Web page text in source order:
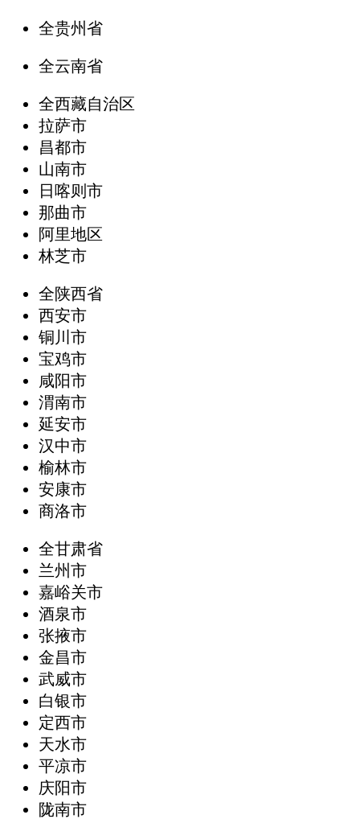
全贵州省
全云南省
全西藏自治区
拉萨市
昌都市
山南市
日喀则市
那曲市
阿里地区
林芝市
全陕西省
西安市
铜川市
宝鸡市
咸阳市
渭南市
延安市
汉中市
榆林市
安康市
商洛市
全甘肃省
兰州市
嘉峪关市
酒泉市
张掖市
金昌市
武威市
白银市
定西市
天水市
平凉市
庆阳市
陇南市